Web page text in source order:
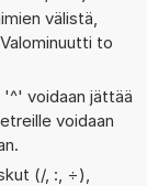
välistä,
to
voidaan jättää
voidaan
(/, :, ÷),